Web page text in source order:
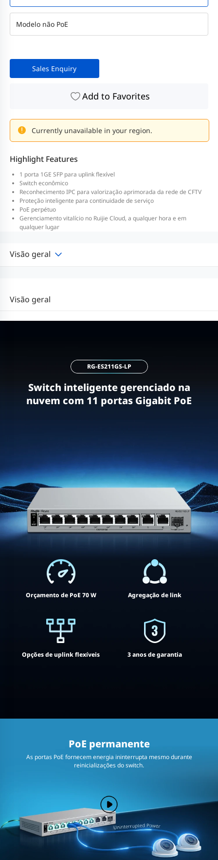
Modelo não PoE
Sales Enquiry
Add to Favorites
Currently unavailable in your region.
Highlight Features
1 porta 1GE SFP para uplink flexível
Switch econômico
Reconhecimento IPC para valorização aprimorada da rede de CFTV
Proteção inteligente para continuidade de serviço
PoE perpétuo
Gerenciamento vitalício no Ruijie Cloud, a qualquer hora e em
qualquer lugar
Visão geral
Visão geral
RG-ES211GS-LP
Switch inteligente gerenciado na
nuvem com 11 portas Gigabit PoE
Orçamento de PoE 70 W Agregação de link
Opções de uplink flexíveis 3 anos de garantia
PoE permanente
As portas PoE fornecem energia ininterrupta mesmo durante
reinicializações do switch.